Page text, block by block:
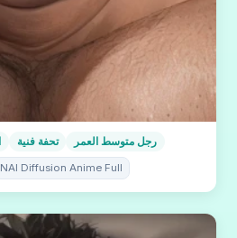
تحفة فنية رجل متوسط العمر
NAI Diffusion Anime Full